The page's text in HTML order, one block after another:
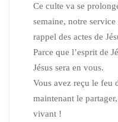
Ce culte va se
semaine, notre service
rappel des actes de
Parce que l’esprit de
Jésus sera en vous.
Vous avez reçu le feu
maintenant le
vivant !